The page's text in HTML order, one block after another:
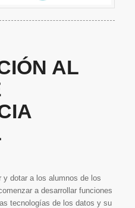
AL
y dotar a los alumnos de los
a desarrollar funciones
tecnologías de los datos y su